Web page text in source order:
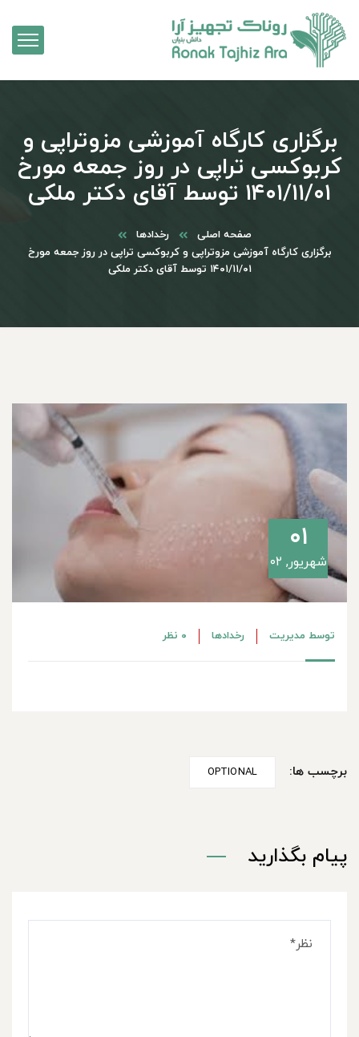
برگزاری کارگاه آموزشی مزوتراپی و
کربوکسی تراپی در روز جمعه مورخ
۱۴۰۱/۱۱/۰۱ توسط آقای دکتر ملکی
صفحه اصلی
رخدادها
برگزاری کارگاه آموزشی مزوتراپی و کربوکسی تراپی در روز جمعه مورخ
۱۴۰۱/۱۱/۰۱ توسط آقای دکتر ملکی
۰۱
شهریور, ۰۲
توسطمدیریت رخدادها
برچسب ها: OPTIONAL
پیام بگذارید